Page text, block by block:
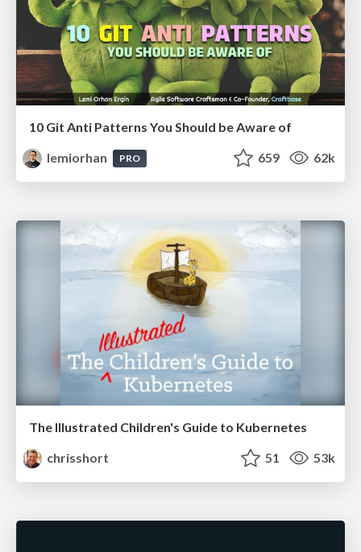
10 Git Anti Patterns You Should be Aware of
lemiorhan
PRO 659 62k
The Illustrated Children's Guide to Kubernetes
chrisshort
51 53k